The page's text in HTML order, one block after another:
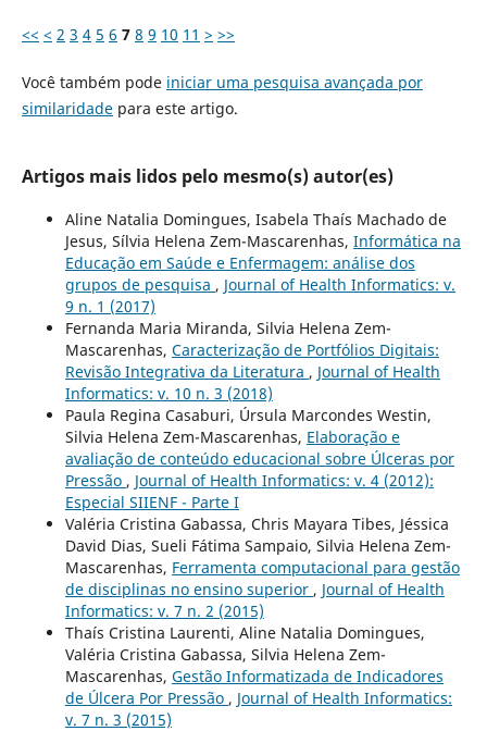
<< < 2 3 4 5 6 7 8 9 10 11 > >>
Você também pode iniciar uma pesquisa avançada por
similaridadepara este artigo.
Artigos mais lidos pelo mesmo(s) autor(es)
Aline Natalia Domingues, Isabela Thaís Machado de
Jesus, Sílvia Helena Zem-Mascarenhas, Informática na
Educação em Saúde e Enfermagem: análise dos
grupos de pesquisa , Journal of Health Informatics: v.
9 n. 1 (2017)
Fernanda Maria Miranda, Silvia Helena Zem-
Mascarenhas, Caracterização de Portfólios Digitais:
Revisão Integrativa da Literatura , Journal of Health
Informatics: v. 10 n. 3 (2018)
Paula Regina Casaburi, Úrsula Marcondes Westin,
Silvia Helena Zem-Mascarenhas, Elaboração e
avaliação de conteúdo educacional sobre Úlceras por
Pressão , Journal of Health Informatics: v. 4 (2012):
Especial SIIENF - Parte I
Valéria Cristina Gabassa, Chris Mayara Tibes, Jéssica
David Dias, Sueli Fátima Sampaio, Silvia Helena Zem-
Mascarenhas, Ferramenta computacional para gestão
de disciplinas no ensino superior , Journal of Health
Informatics: v. 7 n. 2 (2015)
Thaís Cristina Laurenti, Aline Natalia Domingues,
Valéria Cristina Gabassa, Silvia Helena Zem-
Mascarenhas, Gestão Informatizada de Indicadores
de Úlcera Por Pressão , Journal of Health Informatics:
v. 7 n. 3 (2015)